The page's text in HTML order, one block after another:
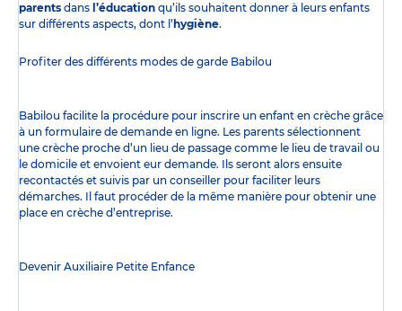
parents dans l’éducation qu’ils souhaitent donner à leurs enfants
sur différents aspects, dont l’ hygiène.
Profiter des différents modes de garde Babilou
Babilou facilite la procédure pour inscrire un enfant en crèche grâce
à un formulaire de demande en ligne. Les parents sélectionnent
une crèche proche d’un lieu de passage comme le lieu de travail ou
le domicile et envoient eur demande. Ils seront alors ensuite
recontactés et suivis par un conseiller pour faciliter leurs
démarches. Il faut procéder de la même manière pour obtenir une
place en crèche d’entreprise.
Devenir Auxiliaire Petite Enfance